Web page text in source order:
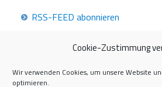
Cookie-Zustimmung
Wir verwenden Cookies, um unsere Website
optimieren.
RSS-FEED abonnieren
Career Week 2026